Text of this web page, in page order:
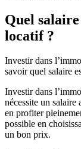
Quel
locatif ?
Investir dans
savoir quel salaire
Investir dans
nécessite un
en profiter
possible en
un bon prix.